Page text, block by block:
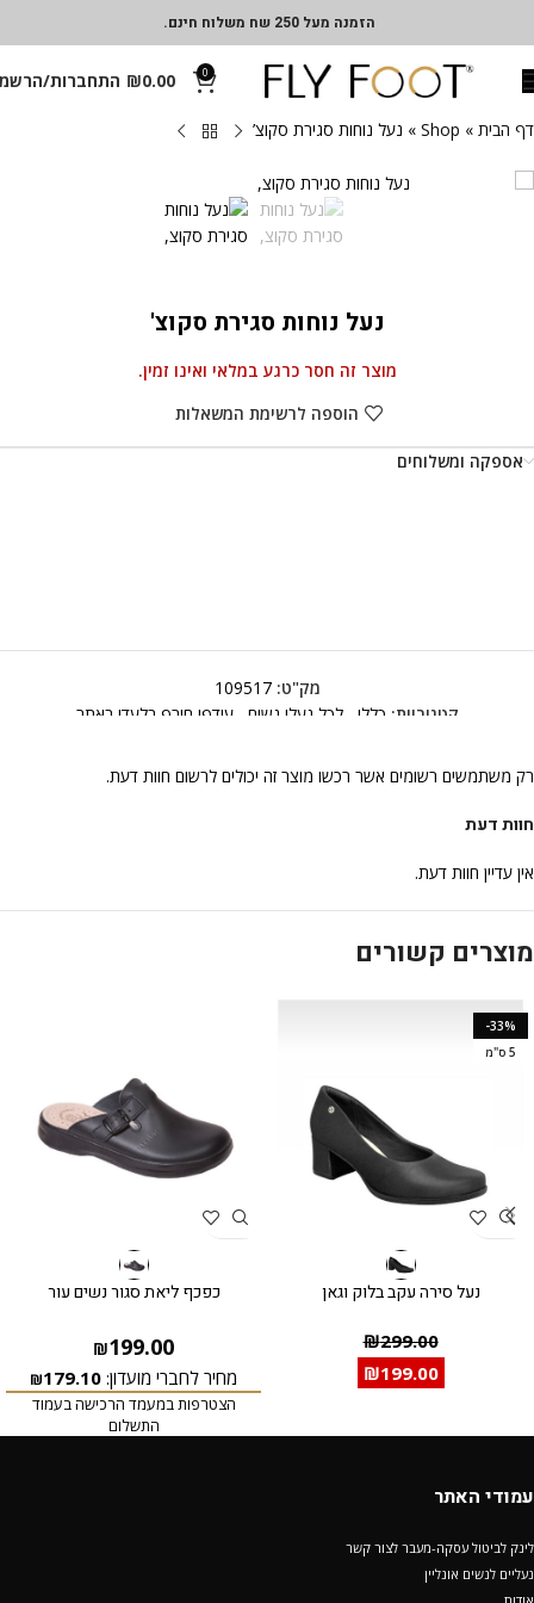
הזמנה מעל 250 שח משלוח חינם.
0
₪0.00 התחברות/
דף הבית »
Shop
» נעל נוחות סגירת סקוצ’
נעל נוחות סגירת סקוצ'
מוצר זה חסר כרגע במלאי ואינו זמין.
הוספה לרשימת המשאלות
אספקה ומשלוחים
מק"ט:109517
קטגוריות: כללי לכל נעלי נשים עודפי חורף בלעדי באתר
חוות דעת
אין עדיין חוות דעת.
רק משתמשים רשומים אשר רכשו מוצר זה יכולים לרשום חוות דעת.
מוצרים קשורים
-33%
5 ס"מ
נעל סירה עקב בלוק וגאן
₪299.00
₪199.00
כפכף ליאת סגור נשים עור
₪199.00
מחיר לחברי מועדון: ₪179.10
הצטרפות במעמד הרכישה בעמוד
התשלום
עמודי האתר
לינק לביטול עסקה-מעבר לצור קשר
נעליים לנשים אונליין